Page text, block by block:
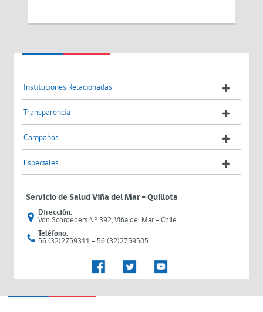
Instituciones Relacionadas
Transparencia
Campañas
Especiales
Servicio de Salud Viña del Mar – Quillota
Dirección:
Von Schroeders N° 392, Viña del Mar - Chile
Teléfono:
56 (32)2759311 - 56 (32)2759505